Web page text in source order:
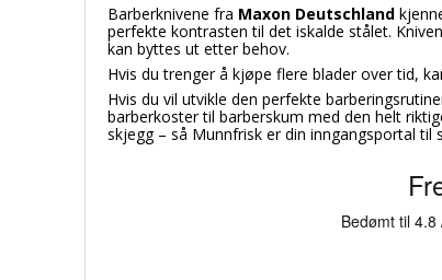
Barberknivene fra Maxon Deutschland
perfekte kontrasten til det iskalde stålet.
kan byttes ut etter behov.
Hvis du trenger å kjøpe flere blader over tid,
Hvis du vil utvikle den perfekte
barberkoster til barberskum med den helt
skjegg – så Munnfrisk er din inngangsportal